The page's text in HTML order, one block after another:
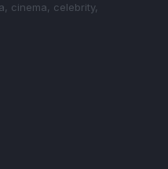
cinema, celebrity,